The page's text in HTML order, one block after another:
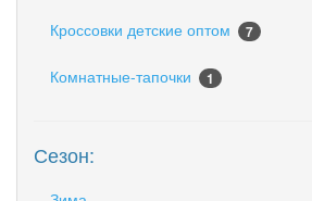
Кроссовки детские оптом 7
Комнатные-тапочки 1
Сезон: